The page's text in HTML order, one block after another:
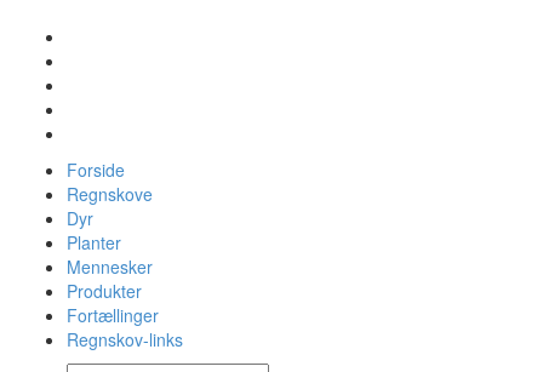
Forside
Regnskove
Dyr
Planter
Mennesker
Produkter
Fortællinger
Regnskov-links